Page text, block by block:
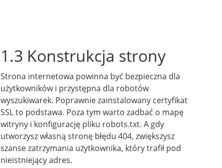
1.3 Konstrukcja strony
Strona internetowa powinna być bezpieczna dla
użytkowników i przystępna dla robotów
wyszukiwarek. Poprawnie zainstalowany certyfikat
SSL to podstawa. Poza tym warto zadbać o mapę
witryny i konfigurację pliku robots.txt. A gdy
utworzysz własną stronę błędu 404, zwiększysz
szanse zatrzymania użytkownika, który trafił pod
nieistniejący adres.